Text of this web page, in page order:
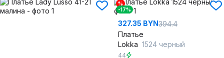
%
-17%
327.35 BYN394.4
Платье
Lokka 1524 черный
44